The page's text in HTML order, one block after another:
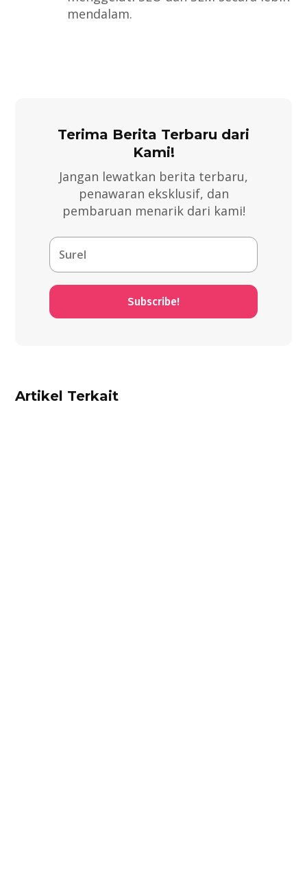
mendalam.
Terima Berita Terbaru dari
Kami!
Jangan lewatkan berita terbaru,
penawaran eksklusif, dan
pembaruan menarik dari kami!
Subscribe!
Artikel Terkait